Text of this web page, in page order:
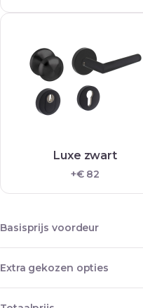
Luxe zwart
+€ 82
Basisprijs voordeur
Extra gekozen opties